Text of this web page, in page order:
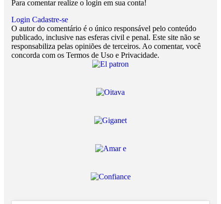
Para comentar realize o login em sua conta!
Login Cadastre-se
O autor do comentário é o único responsável pelo conteúdo
publicado, inclusive nas esferas civil e penal. Este site não se
responsabiliza pelas opiniões de terceiros. Ao comentar, você
concorda com os Termos de Uso e Privacidade.